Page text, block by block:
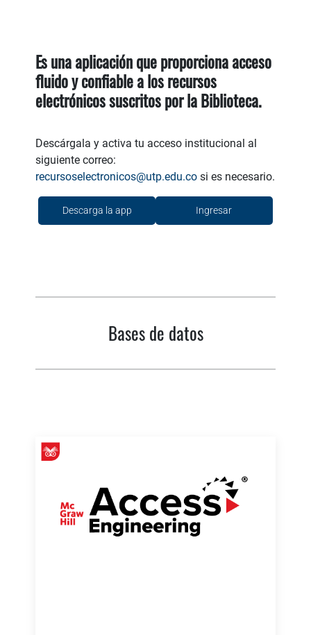
Es una aplicación que proporciona acceso
fluido y confiable a los recursos
electrónicos suscritos por la Biblioteca.
Descárgala y activa tu acceso institucional al
siguiente correo:
recursoselectronicos@utp.edu.co si es necesario.
Descarga la app Ingresar
Bases de datos